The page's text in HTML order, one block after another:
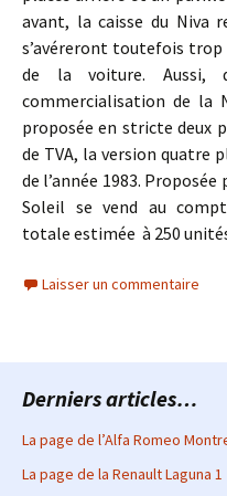
avant, la caisse du Niva
s’avéreront toutefois
de la voiture. Aussi,
commercialisation de la
proposée en stricte deux
de TVA, la version quatre
de l’année 1983.
Soleil se vend au
totale estimée à 250
Laisser un commentaire
Derniers articles…
La page de l’Alfa Romeo
La page de la Renault Laguna 1